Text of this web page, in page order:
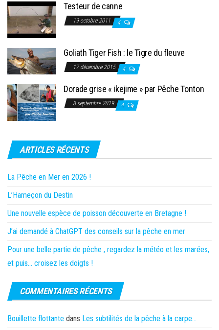
Testeur de canne
19 octobre 2011 4
Goliath Tiger Fish : le Tigre du fleuve
17 décembre 2015 4
Dorade grise « ikejime » par Pêche Tonton
8 septembre 2019 4
ARTICLES RÉCENTS
La Pêche en Mer en 2026 !
L’Hameçon du Destin
Une nouvelle espèce de poisson découverte en Bretagne !
J’ai demandé à ChatGPT des conseils sur la pêche en mer
Pour une belle partie de pêche , regardez la météo et les marées,
et puis… croisez les doigts !
COMMENTAIRES RÉCENTS
Bouillette flottante dans Les subtilités de la pêche à la carpe…